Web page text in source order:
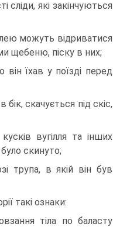
сліди, які закінчуються
можуть відриватися
щебеню, піску в них;
їхав у поїзді перед
скачується під скіс,
вугілля та інших
скинуто;
трупа, в якій він був
такі ознаки:
тіла по баласту